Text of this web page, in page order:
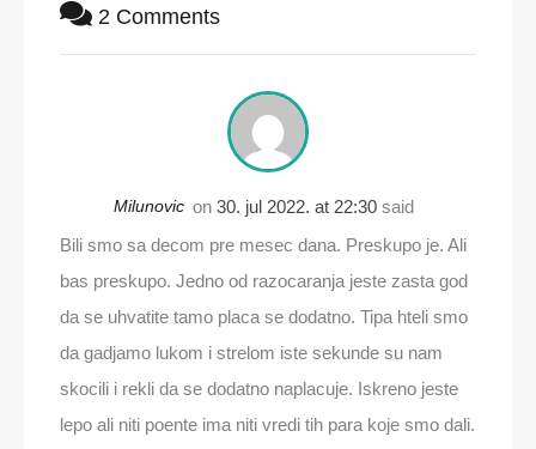
2 Comments
Milunovic on 30. jul 2022. at 22:30 said
Bili smo sa decom pre mesec dana. Preskupo je. Ali
bas preskupo. Jedno od razocaranja jeste zasta god
da se uhvatite tamo placa se dodatno. Tipa hteli smo
da gadjamo lukom i strelom iste sekunde su nam
skocili i rekli da se dodatno naplacuje. Iskreno jeste
lepo ali niti poente ima niti vredi tih para koje smo dali.